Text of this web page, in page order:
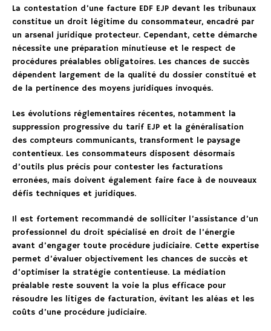
La contestation d’une facture EDF EJP devant les tribunaux
constitue un droit légitime du consommateur, encadré par
un arsenal juridique protecteur. Cependant, cette démarche
nécessite une préparation minutieuse et le respect de
procédures préalables obligatoires. Les chances de succès
dépendent largement de la qualité du dossier constitué et
de la pertinence des moyens juridiques invoqués.
Les évolutions réglementaires récentes, notamment la
suppression progressive du tarif EJP et la généralisation
des compteurs communicants, transforment le paysage
contentieux. Les consommateurs disposent désormais
d’outils plus précis pour contester les facturations
erronées, mais doivent également faire face à de nouveaux
défis techniques et juridiques.
Il est fortement recommandé de solliciter l’assistance d’un
professionnel du droit spécialisé en droit de l’énergie
avant d’engager toute procédure judiciaire. Cette expertise
permet d’évaluer objectivement les chances de succès et
d’optimiser la stratégie contentieuse. La médiation
préalable reste souvent la voie la plus efficace pour
résoudre les litiges de facturation, évitant les aléas et les
coûts d’une procédure judiciaire.